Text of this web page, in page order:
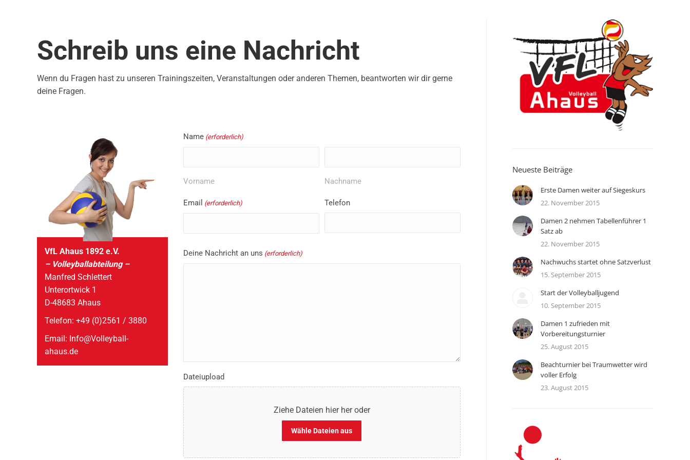
Schreib uns eine Nachricht
Wenn du Fragen hast zu unseren Trainingszeiten, Veranstaltungen oder anderen Themen, beantworten wir dir gerne
deine Fragen.
VfL Ahaus 1892 e.V.
– Volleyballabteilung –
Manfred Schlettert
Unterortwick 1
D-48683 Ahaus
Telefon: +49 (0)2561 / 3880
Email: Info@Volleyball-
ahaus.de
Name (erforderlich)
Vorname Nachname
Email (erforderlich) Telefon
Deine Nachricht an uns (erforderlich)
Dateiupload
Ziehe Dateien hier her oder
Wähle Dateien aus
Neueste Beiträge
Erste Damen weiter auf Siegeskurs
22. November 2015
Damen 2 nehmen Tabellenführer 1
Satz ab
22. November 2015
Nachwuchs startet ohne Satzverlust
15. September 2015
Start der Volleyballjugend
10. September 2015
Damen 1 zufrieden mit
Vorbereitungsturnier
25. August 2015
Beachturnier bei Traumwetter wird
voller Erfolg
23. August 2015